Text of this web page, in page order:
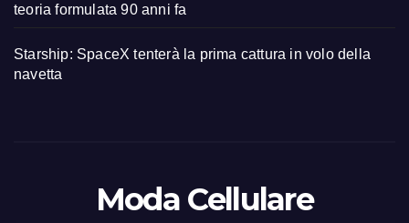
teoria formulata 90 anni fa
Starship: SpaceX tenterà la prima cattura in volo della
navetta
Moda Cellulare